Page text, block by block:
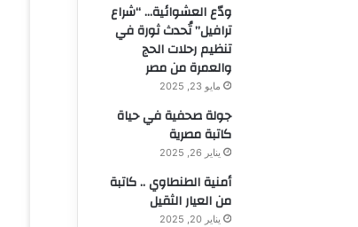
ودّع العشوائية… “شراع
ترافيل” تُحدث ثورة في
تنظيم رحلات الحج
والعمرة من مصر
مايو 23, 2025
جولة صحفية في حياة
كاتبة مصرية
يناير 26, 2025
أمنية الطنطاوي .. كاتبة
من العيار الثقيل
يناير 20, 2025